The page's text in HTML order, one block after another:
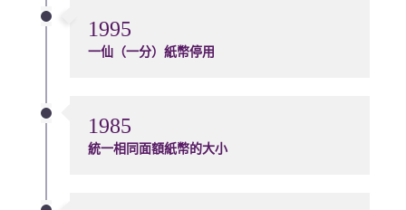
1995
一仙（一分）紙幣停用
1985
統一相同面額紙幣的大小